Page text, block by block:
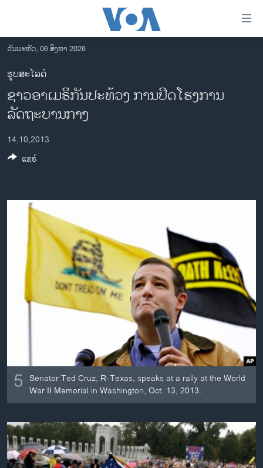
ເຂົ້າ
ຫາ
ຂ້າມ
ຂ້າມ
ຂ້າມ
ໄປ
ຫາ
ຊອກ
ລາວ
ອາເມຣິກາ
ການເລືອກຕັ້ງ ປະທານາທີບໍດີ ສະຫະລັດ 2024
ຂ່າວ​ຈີນ
ອິດສະຫຼະພາບດ້ານການຂ່າວ
ຊີວິດຊາວລາວ
ຊຸມຊົນຊາວລາວ
ວິທະຍາສາດ-ເທັກໂນໂລຈີ
ທຸລະກິດ
ພາສາອັງກິດ
ລາຍການກະຈາຍສຽງ
ຕິດຕາມພວກເຮົາ ທີ່
ພາສາຕ່າງໆ
ວັນພະຫັດ, 06 ສິງຫາ 2026
ຮູບສະໄລດ໌
ຊາວອາເມຣິກັນປະທ້ວງ ການປິດໂຮງການ
ລັດຖະບານກາງ
14,10,2013
5 Senator Ted Cruz, R-Texas, speaks at a rally at the World
War II Memorial in Washington, Oct. 13, 2013.
ແຊຣ໌